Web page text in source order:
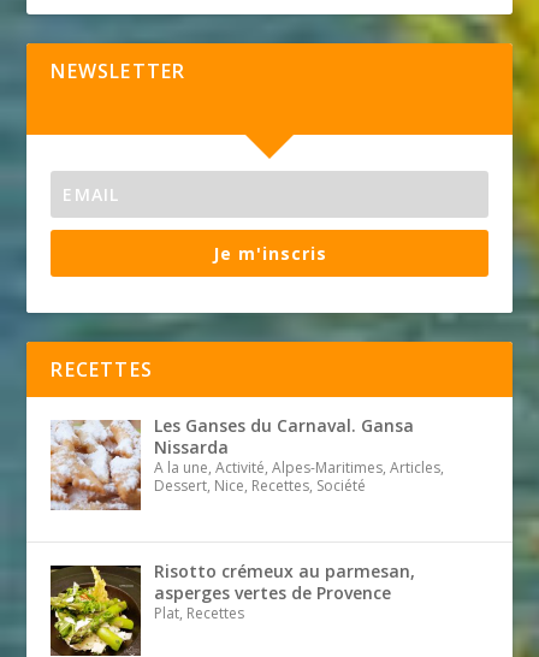
NEWSLETTER
Je m'inscris
RECETTES
Les Ganses du Carnaval. Gansa
Nissarda
A la une, Activité, Alpes-Maritimes, Articles,
Dessert, Nice, Recettes, Société
Risotto crémeux au parmesan,
asperges vertes de Provence
Plat, Recettes